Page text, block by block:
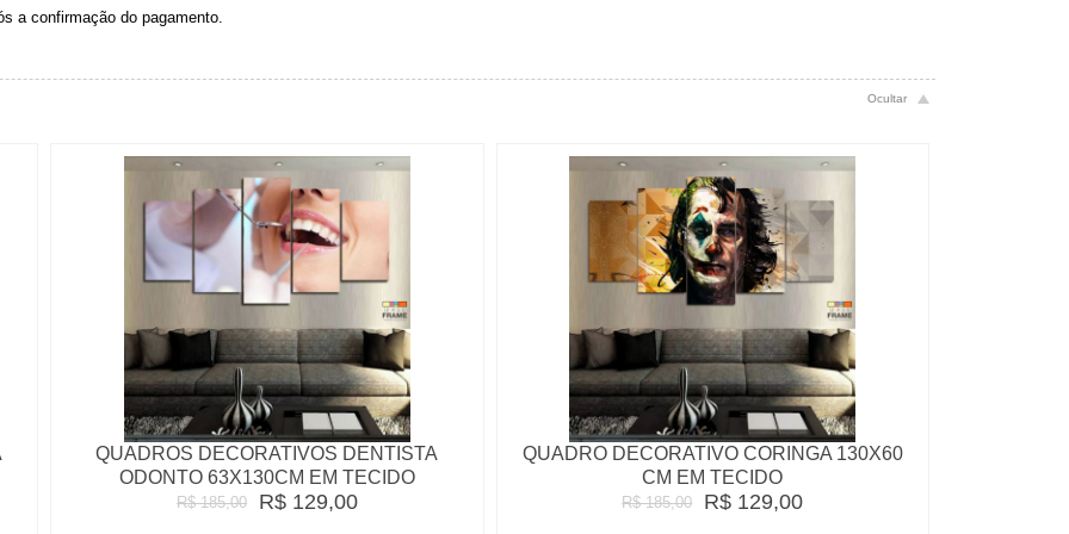
a confirmação do pagamento.
QUADROS DECORATIVOS DENTISTA
ODONTO 63X130CM EM TECIDO
R$ 185,00 R$ 129,00
QUADRO DECORATIVO CORINGA 130X60
CM EM TECIDO
R$ 185,00 R$ 129,00